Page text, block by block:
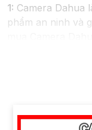
1: Camera Dahua
phẩm an ninh và
cửa hàng uy tín
Mức
tùy vào model và
năng thông minh